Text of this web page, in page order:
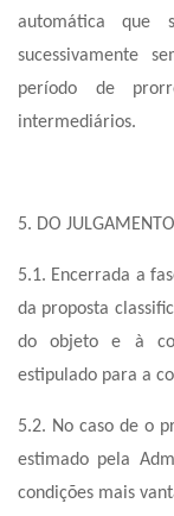
automática que
sucessivamente
período de
intermediários.
5. DO
5.1. Encerrada a
da proposta
do objeto e à
estipulado para a
5.2. No caso de o
estimado pela
condições mais